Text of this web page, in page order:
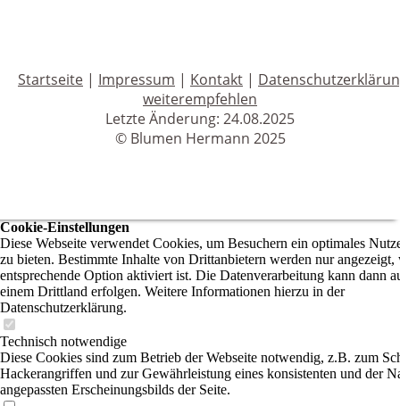
Startseite | Impressum | Kontakt |
weiterempfehlen
Letzte Änderung: 24.08.2025
© Blumen Hermann 2025
Cookie-Einstellungen
Diese Webseite verwendet Cookies, um Besuchern ein optimales
zu bieten. Bestimmte Inhalte von Drittanbietern werden nur angezeigt,
entsprechende Option aktiviert ist. Die Datenverarbeitung kann dann
einem Drittland erfolgen. Weitere Informationen hierzu in der
Datenschutzerklärung.
Technisch notwendige
Diese Cookies sind zum Betrieb der Webseite notwendig, z.B. zum
Hackerangriffen und zur Gewährleistung eines konsistenten und der
angepassten Erscheinungsbilds der Seite.